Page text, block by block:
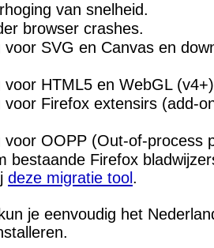
van snelheid.
browser crashes.
voor SVG en Canvas en
voor HTML5 en WebGL
voor Firefox extensirs (add-
voor OOPP (Out-of-process
bestaande Firefox
deze migratie tool .
je eenvoudig het